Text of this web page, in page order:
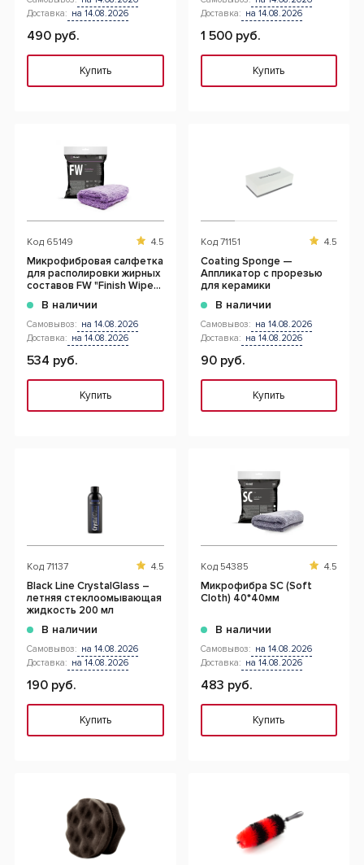
Доставка: на 14.08.2026
490 руб.
Купить
Доставка: на 14.08.2026
1 500 руб.
Купить
Код 65149 4.5
Микрофибровая салфетка
для располировки жирных
составов FW "Finish Wipe"
В наличии
Самовывоз: на 14.08.2026
Доставка: на 14.08.2026
534 руб.
Купить
Код 71151 4.5
Coating Sponge —
Аппликатор с прорезью
для керамики
В наличии
Самовывоз: на 14.08.2026
Доставка: на 14.08.2026
90 руб.
Купить
Код 71137 4.5
Black Line CrystalGlass –
летняя стеклоомывающая
жидкость 200 мл
В наличии
Самовывоз: на 14.08.2026
Доставка: на 14.08.2026
190 руб.
Купить
Код 54385 4.5
Микрофибра SC (Soft
Cloth) 40*40мм
В наличии
Самовывоз: на 14.08.2026
Доставка: на 14.08.2026
483 руб.
Купить